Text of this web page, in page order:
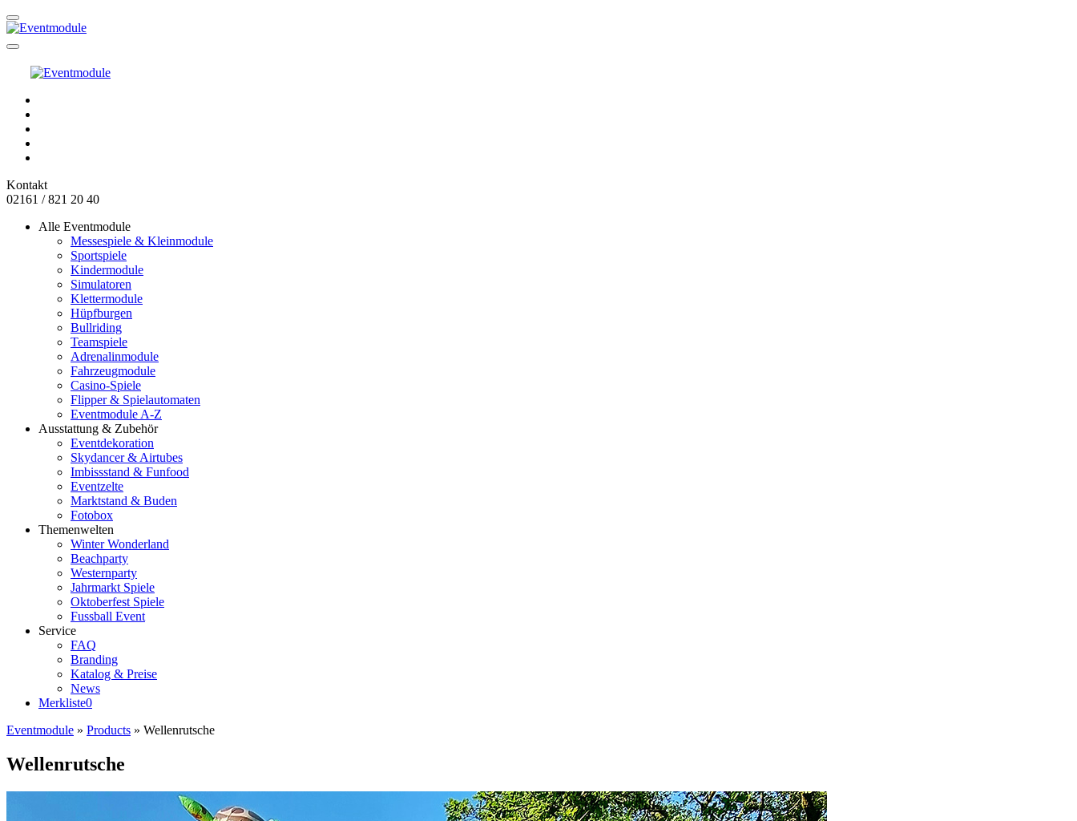
Kontakt
02161 / 821 20 40
Alle Eventmodule
Messespiele & Kleinmodule
Sportspiele
Kindermodule
Simulatoren
Klettermodule
Hüpfburgen
Bullriding
Teamspiele
Adrenalinmodule
Fahrzeugmodule
Casino-Spiele
Flipper & Spielautomaten
Eventmodule A-Z
Ausstattung & Zubehör
Eventdekoration
Skydancer & Airtubes
Imbissstand & Funfood
Eventzelte
Marktstand & Buden
Fotobox
Themenwelten
Winter Wonderland
Beachparty
Westernparty
Jahrmarkt Spiele
Oktoberfest Spiele
Fussball Event
Service
FAQ
Branding
Katalog & Preise
News
Merkliste0
Eventmodule » Products » Wellenrutsche
Wellenrutsche